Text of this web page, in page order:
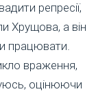
репресії,
Хрущова, а він
працювати.
враження,
оцінюючи